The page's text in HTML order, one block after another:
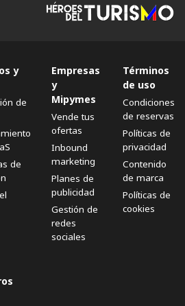
y
de
de
Empresas
y
Mipymes
Vende tus
ofertas
Inbound
marketing
Planes de
publicidad
Gestión de
redes
sociales
Términos
de uso
Condiciones
de reservas
Políticas de
privacidad
Contenido
de marca
Políticas de
cookies